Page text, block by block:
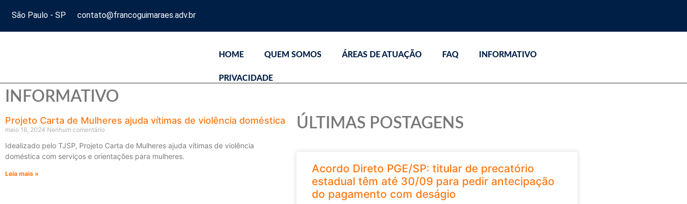
São Paulo - SP contato@francoguimaraes.adv.br
HOME QUEM SOMOS ÁREAS DE ATUAÇÃO FAQ INFORMATIVO
PRIVACIDADE
INFORMATIVO
Projeto Carta de Mulheres ajuda vítimas de violência doméstica
maio 16, 2024 Nenhum comentário
Idealizado pelo TJSP, Projeto Carta de Mulheres ajuda vítimas de violência
doméstica com serviços e orientações para mulheres.
Leia mais »
ÚLTIMAS POSTAGENS
Acordo Direto PGE/SP: titular de precatório
estadual têm até 30/09 para pedir antecipação
do pagamento com deságio